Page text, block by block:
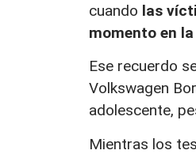
cuando las
momento en
Ese recuerdo
Volkswagen
adolescente,
Mientras los